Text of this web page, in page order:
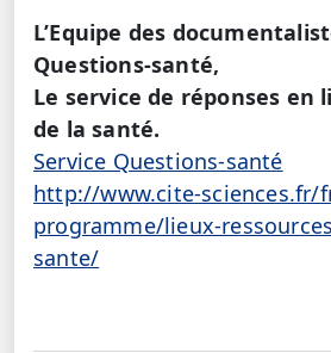
L’Equipe des
Questions-santé,
Le service de réponses en
de la santé.
Service Questions-santé
http://www.cite-sciences.fr/
programme/lieux-
sante/